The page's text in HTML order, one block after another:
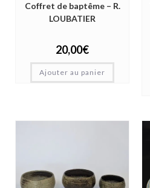
Coffret de baptême – R.
LOUBATIER
20,00€
Ajouter au panier